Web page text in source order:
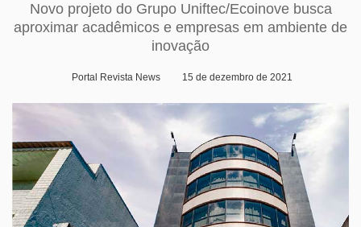
Novo projeto do Grupo Uniftec/Ecoinove busca
aproximar acadêmicos e empresas em ambiente de
inovação
Portal Revista News 15 de dezembro de 2021